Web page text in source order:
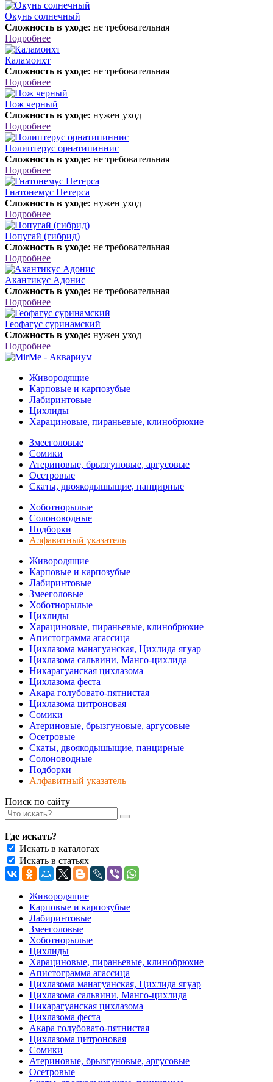
Окунь солнечный
Сложность в уходе: не требовательная
Подробнее
Каламоихт
Сложность в уходе: не требовательная
Подробнее
Нож черный
Сложность в уходе: нужен уход
Подробнее
Полиптерус орнатипиннис
Сложность в уходе: не требовательная
Подробнее
Гнатонемус Петерса
Сложность в уходе: нужен уход
Подробнее
Попугай (гибрид)
Сложность в уходе: не требовательная
Подробнее
Акантикус Адонис
Сложность в уходе: не требовательная
Подробнее
Геофагус суринамский
Сложность в уходе: нужен уход
Подробнее
Живородящие
Карповые и карпозубые
Лабиринтовые
Цихлиды
Харациновые, пираньевые, клинобрюхие
Змееголовые
Сомики
Атериновые, брызгуновые, аргусовые
Осетровые
Скаты, двоякодышыщие, панцирные
Хоботнорылые
Солоноводные
Подборки
Алфавитный указатель
Живородящие
Карповые и карпозубые
Лабиринтовые
Змееголовые
Хоботнорылые
Цихлиды
Харациновые, пираньевые, клинобрюхие
Апистограмма агассица
Цихлазома манагуанская, Цихлида ягуар
Цихлазома сальвини, Манго-цихлида
Никарагуанская цихлазома
Цихлазома феста
Акара голубовато-пятнистая
Цихлазома цитроновая
Сомики
Атериновые, брызгуновые, аргусовые
Осетровые
Скаты, двоякодышыщие, панцирные
Солоноводные
Подборки
Алфавитный указатель
Поиск по сайту
Где искать?
Искать в каталогах
Искать в статьях
Живородящие
Карповые и карпозубые
Лабиринтовые
Змееголовые
Хоботнорылые
Цихлиды
Харациновые, пираньевые, клинобрюхие
Апистограмма агассица
Цихлазома манагуанская, Цихлида ягуар
Цихлазома сальвини, Манго-цихлида
Никарагуанская цихлазома
Цихлазома феста
Акара голубовато-пятнистая
Цихлазома цитроновая
Сомики
Атериновые, брызгуновые, аргусовые
Осетровые